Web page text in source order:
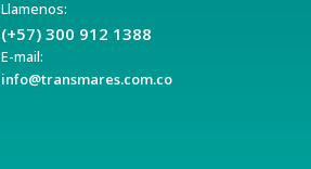
Llamenos:
(+57) 300 912 1388
E-mail:
info@transmares.com.co